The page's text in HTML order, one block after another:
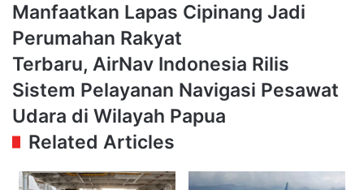
Maruarar
Sirait
Bakal
Manfaatkan
Lapas
Cipinang
Jadi
Perumahan
Rakyat
Manfaatkan Lapas Cipinang Jadi
Perumahan Rakyat
Terbaru,
AirNav
Indonesia
Rilis
Sistem
Pelayanan
Pesawat
Terbaru, AirNav Indonesia Rilis
Sistem Pelayanan Navigasi Pesawat
Udara di Wilayah Papua
Related Articles